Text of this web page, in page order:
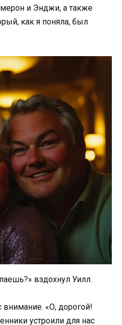
и Энджи, а также
как я поняла, был
вздохнул Уилл.
внимание. «О, дорогой!
устроили для нас